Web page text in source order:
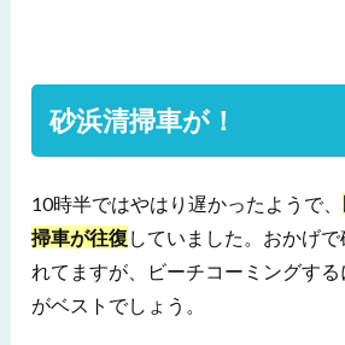
砂浜清掃車が！
10時半ではやはり遅かったようで、
掃車が往復 していました。おかげ
れてますが、ビーチコーミングす
がベストでしょう。